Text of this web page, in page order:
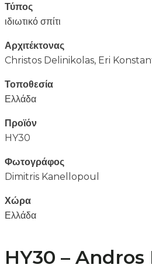
Τύπος
ιδιωτικό σπίτι
Αρχιτέκτονας
Christos Delinikolas, Eri
Τοποθεσία
Ελλάδα
Προϊόν
HY30
Φωτογράφος
Dimitris Kanellopoul
Χώρα
Ελλάδα
HY30 – Andros